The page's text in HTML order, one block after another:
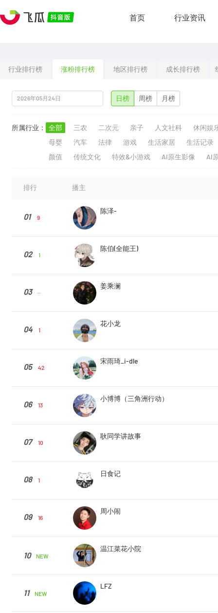
首页 行业资讯
行业排行榜 涨粉排行榜 地区排行榜 成长排行榜
日榜 周榜 月榜
所属行业： 全部 三农 二次元 亲子 人文社科
休闲娱
母婴
汽车 法律 游戏 生活家居
生活记录
颜值
传统文化 特效&小游戏 AI原生影像 AI
排行 播主
01 9
陈泽-
02 1
陈伯(全能王)
03 --
姜乘澜
04 1
花小龙
05 42
宋雨琦_i-dle
06 13
小博博（三角洲行动）
07 10
耿同学讲故事
08 1
日食记
09 16
周小闹
10 NEW
温江菜花小院
11 NEW
LFZ